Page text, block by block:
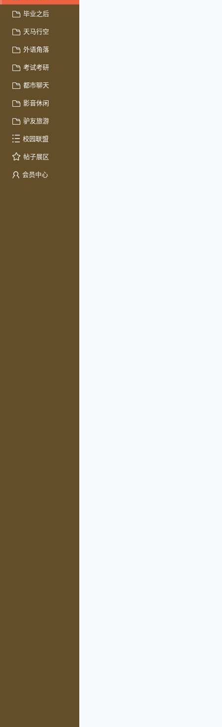
毕业之后
天马行空
外语角落
考试考研
都市聊天
影音休闲
驴友旅游
校园联盟
帖子展区
会员中心